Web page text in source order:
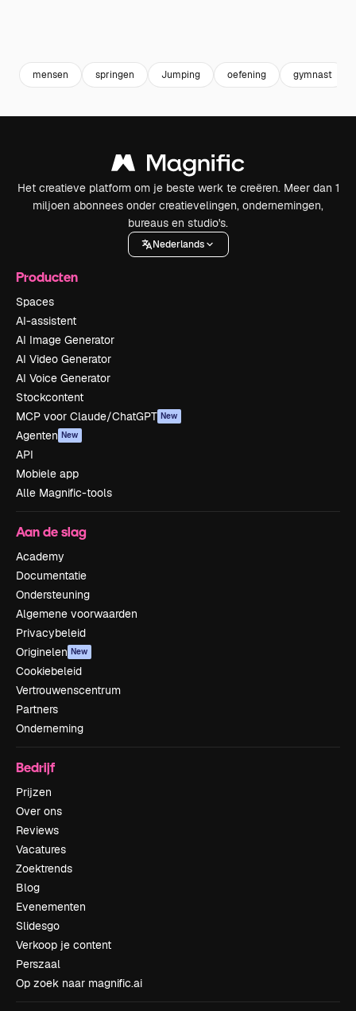
mensen springen Jumping oefening gymnast
Het creatieve platform om je beste werk te creëren. Meer dan 1
miljoen abonnees onder creatievelingen, ondernemingen,
bureaus en studio's.
Nederlands
Producten
Spaces
AI-assistent
AI Image Generator
AI Video Generator
AI Voice Generator
Stockcontent
MCP voor Claude/ChatGPT New
Agenten New
API
Mobiele app
Alle Magnific-tools
Aan de slag
Academy
Documentatie
Ondersteuning
Algemene voorwaarden
Privacybeleid
Originelen New
Cookiebeleid
Vertrouwenscentrum
Partners
Onderneming
Bedrijf
Prijzen
Over ons
Reviews
Vacatures
Zoektrends
Blog
Evenementen
Slidesgo
Verkoop je content
Perszaal
Op zoek naar magnific.ai